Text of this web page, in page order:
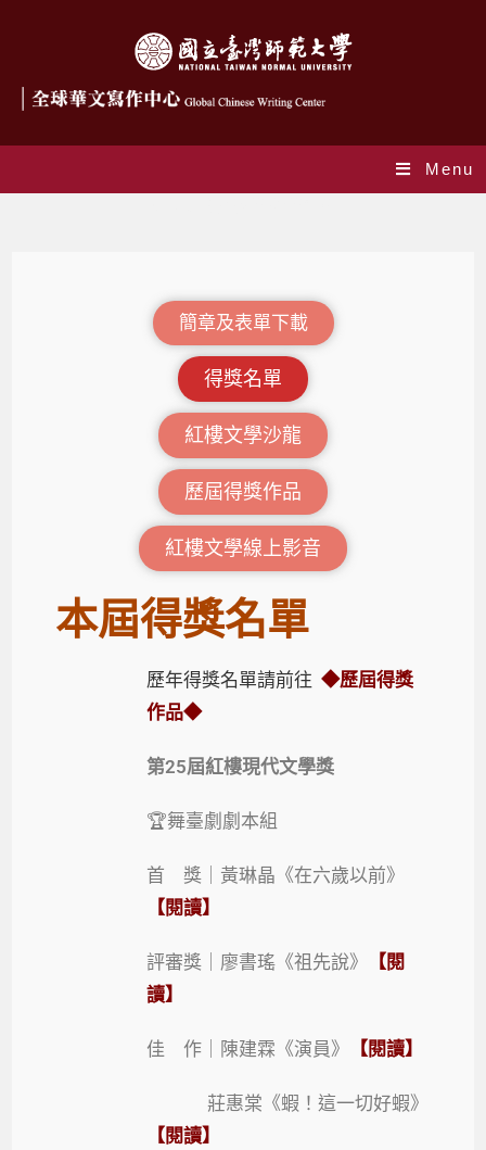
Menu
簡章及表單下載
得獎名單
紅樓文學沙龍
歷屆得獎作品
紅樓文學線上影音
本屆得獎名單
歷年得獎名單請前往◆歷屆得獎
作品◆
第25屆紅樓現代文學獎
🏆舞臺劇劇本組
首 獎｜黃琳晶《在六歲以前》
【閱讀】
評審獎｜廖書瑤《祖先說》
【閱
讀】
佳 作｜陳建霖《演員》 【閱讀】
莊惠棠《蝦！這一切好蝦》
【閱讀】